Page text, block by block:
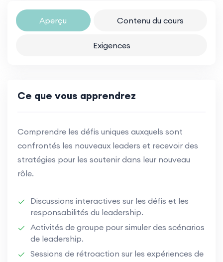
Aperçu Contenu du cours
Exigences
Ce que vous apprendrez
Comprendre les défis uniques auxquels sont
confrontés les nouveaux leaders et recevoir des
stratégies pour les soutenir dans leur nouveau
rôle.
Discussions interactives sur les défis et les
responsabilités du leadership.
Activités de groupe pour simuler des scénarios
de leadership.
Sessions de rétroaction sur les expériences de